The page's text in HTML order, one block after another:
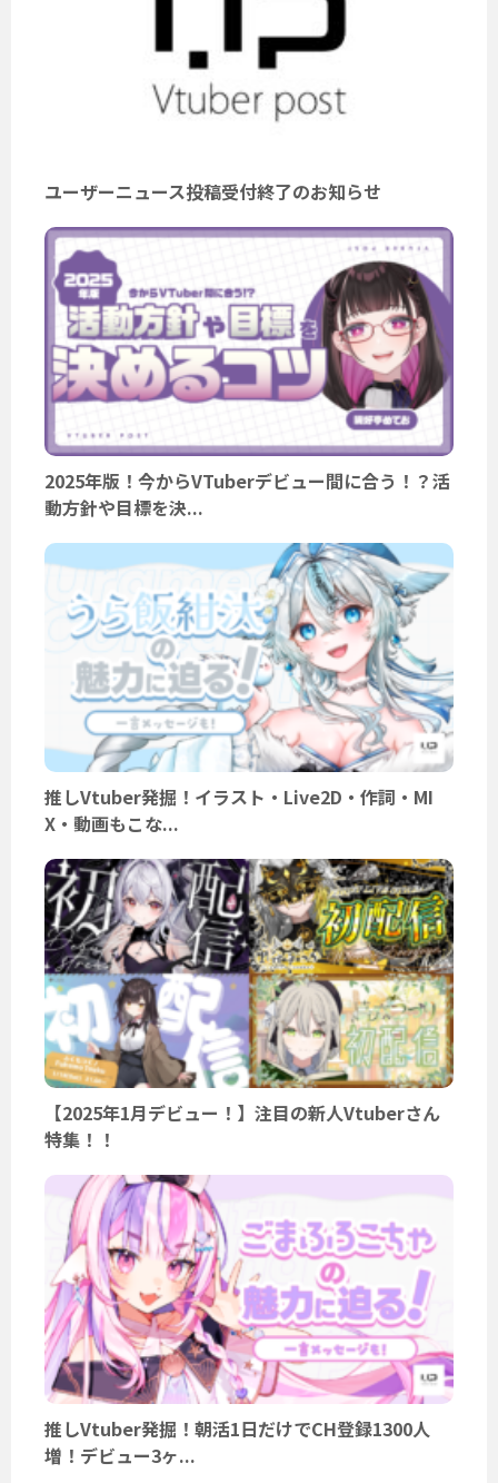
ユーザーニュース投稿受付終了のお知らせ
2025年版！今からVTuberデビュー間に合う！？活
動方針や目標を決...
推しVtuber発掘！イラスト・Live2D・作詞・MI
X・動画もこな...
【2025年1月デビュー！】注目の新人Vtuberさん
特集！！
推しVtuber発掘！朝活1日だけでCH登録1300人
増！デビュー3ヶ...